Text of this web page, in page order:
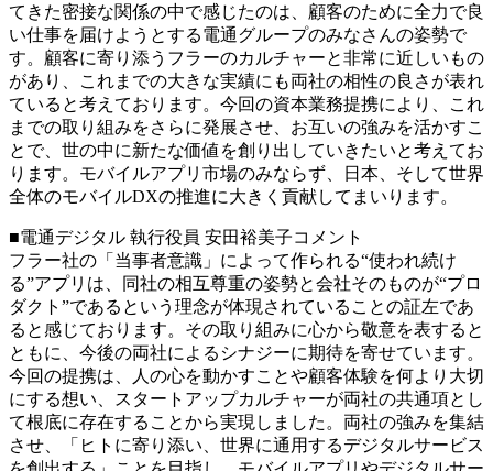
てきた密接な関係の中で感じたのは、顧客のために全力で良
い仕事を届けようとする電通グループのみなさんの姿勢で
す。顧客に寄り添うフラーのカルチャーと非常に近しいもの
があり、これまでの大きな実績にも両社の相性の良さが表れ
ていると考えております。今回の資本業務提携により、これ
までの取り組みをさらに発展させ、お互いの強みを活かすこ
とで、世の中に新たな価値を創り出していきたいと考えてお
ります。モバイルアプリ市場のみならず、日本、そして世界
全体のモバイルDXの推進に大きく貢献してまいります。
■電通デジタル 執行役員 安田裕美子コメント
フラー社の「当事者意識」によって作られる“使われ続け
る”アプリは、同社の相互尊重の姿勢と会社そのものが“プロ
ダクト”であるという理念が体現されていることの証左であ
ると感じております。その取り組みに心から敬意を表すると
ともに、今後の両社によるシナジーに期待を寄せています。
今回の提携は、人の心を動かすことや顧客体験を何より大切
にする想い、スタートアップカルチャーが両社の共通項とし
て根底に存在することから実現しました。両社の強みを集結
させ、「ヒトに寄り添い、世界に通用するデジタルサービス